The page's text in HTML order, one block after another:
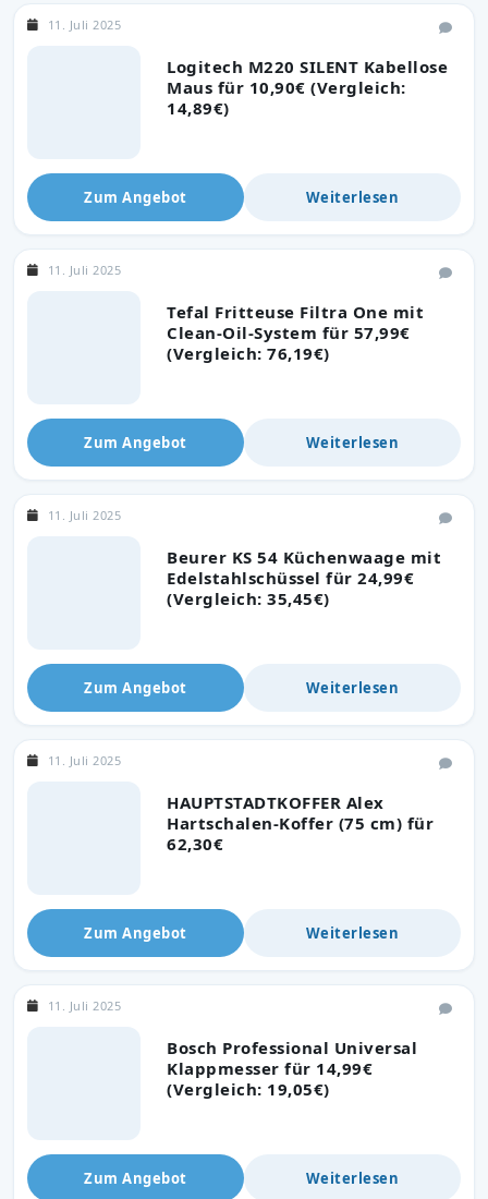
Logitech M220 SILENT Kabellose
Maus für 10,90€ (Vergleich:
14,89€)
11. Juli 2025
Zum Angebot Weiterlesen
Tefal Fritteuse Filtra One mit
Clean-Oil-System für 57,99€
(Vergleich: 76,19€)
11. Juli 2025
Zum Angebot Weiterlesen
Beurer KS 54 Küchenwaage mit
Edelstahlschüssel für 24,99€
(Vergleich: 35,45€)
11. Juli 2025
Zum Angebot Weiterlesen
HAUPTSTADTKOFFER Alex
Hartschalen-Koffer (75 cm) für
62,30€
11. Juli 2025
Zum Angebot Weiterlesen
Bosch Professional Universal
Klappmesser für 14,99€
(Vergleich: 19,05€)
11. Juli 2025
Zum Angebot Weiterlesen